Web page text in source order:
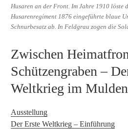
Husaren an der Front. Im Jahre 1910 löste
Husarenregiment 1876 eingeführte blaue
Schnurbesatz ab. In Feldgrau zogen die
Zwischen
Schützengraben –
Weltkrieg im
Ausstellung
Der Erste Weltkrieg – Einführung